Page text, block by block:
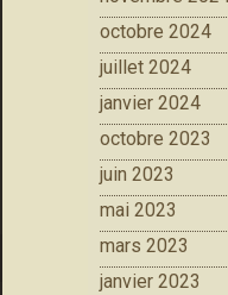
octobre 2024
juillet 2024
janvier 2024
octobre 2023
juin 2023
mai 2023
mars 2023
janvier 2023